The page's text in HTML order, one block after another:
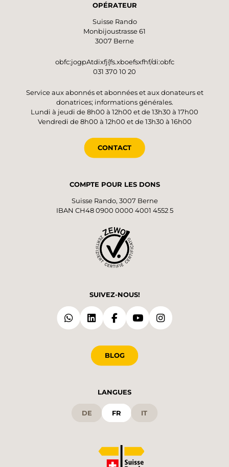
OPÉRATEUR
Suisse Rando
Monbijoustrasse 61
3007 Berne
obfc:jogpAtdixfj{fs.xboefsxfhf/di:obfc
031 370 10 20
Service aux abonnés et abonnées et aux donateurs et
donatrices; informations générales.
Lundi à jeudi de 8h00 à 12h00 et de 13h30 à 17h00
Vendredi de 8h00 à 12h00 et de 13h30 à 16h00
CONTACT
COMPTE POUR LES DONS
Suisse Rando, 3007 Berne
IBAN CH48 0900 0000 4001 4552 5
SUIVEZ-NOUS!
BLOG
LANGUES
DE FR IT